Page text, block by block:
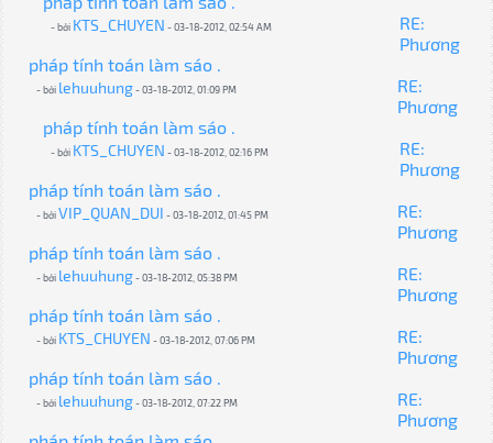
- bởi KTS_CHUYEN - 03-18-2012, 02:54 AM
RE:
Phương
pháp tính toán làm sáo .
- bởi lehuuhung- 03-18-2012, 01:09 PM
RE:
Phương
pháp tính toán làm sáo .
- bởi KTS_CHUYEN - 03-18-2012, 02:16 PM
RE:
Phương
pháp tính toán làm sáo .
- bởiVIP_QUAN_DUI - 03-18-2012, 01:45 PM
RE:
Phương
pháp tính toán làm sáo .
- bởi lehuuhung- 03-18-2012, 05:38 PM
RE:
Phương
pháp tính toán làm sáo .
- bởi KTS_CHUYEN - 03-18-2012, 07:06 PM
RE:
Phương
pháp tính toán làm sáo .
- bởi lehuuhung- 03-18-2012, 07:22 PM
RE:
Phương